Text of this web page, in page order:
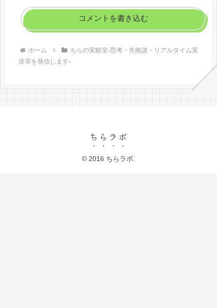
コメントを書き込む
ホーム
ちらの実験室-思考・失敗談・リアルタイム実
況等を発信します-
ちらラボ
© 2016 ちらラボ.